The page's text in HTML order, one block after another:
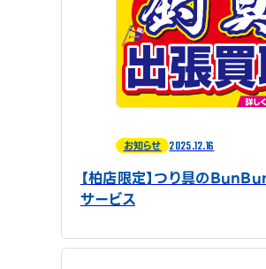
お知らせ 2025.12.16
【柏店限定】つり具の
サービス